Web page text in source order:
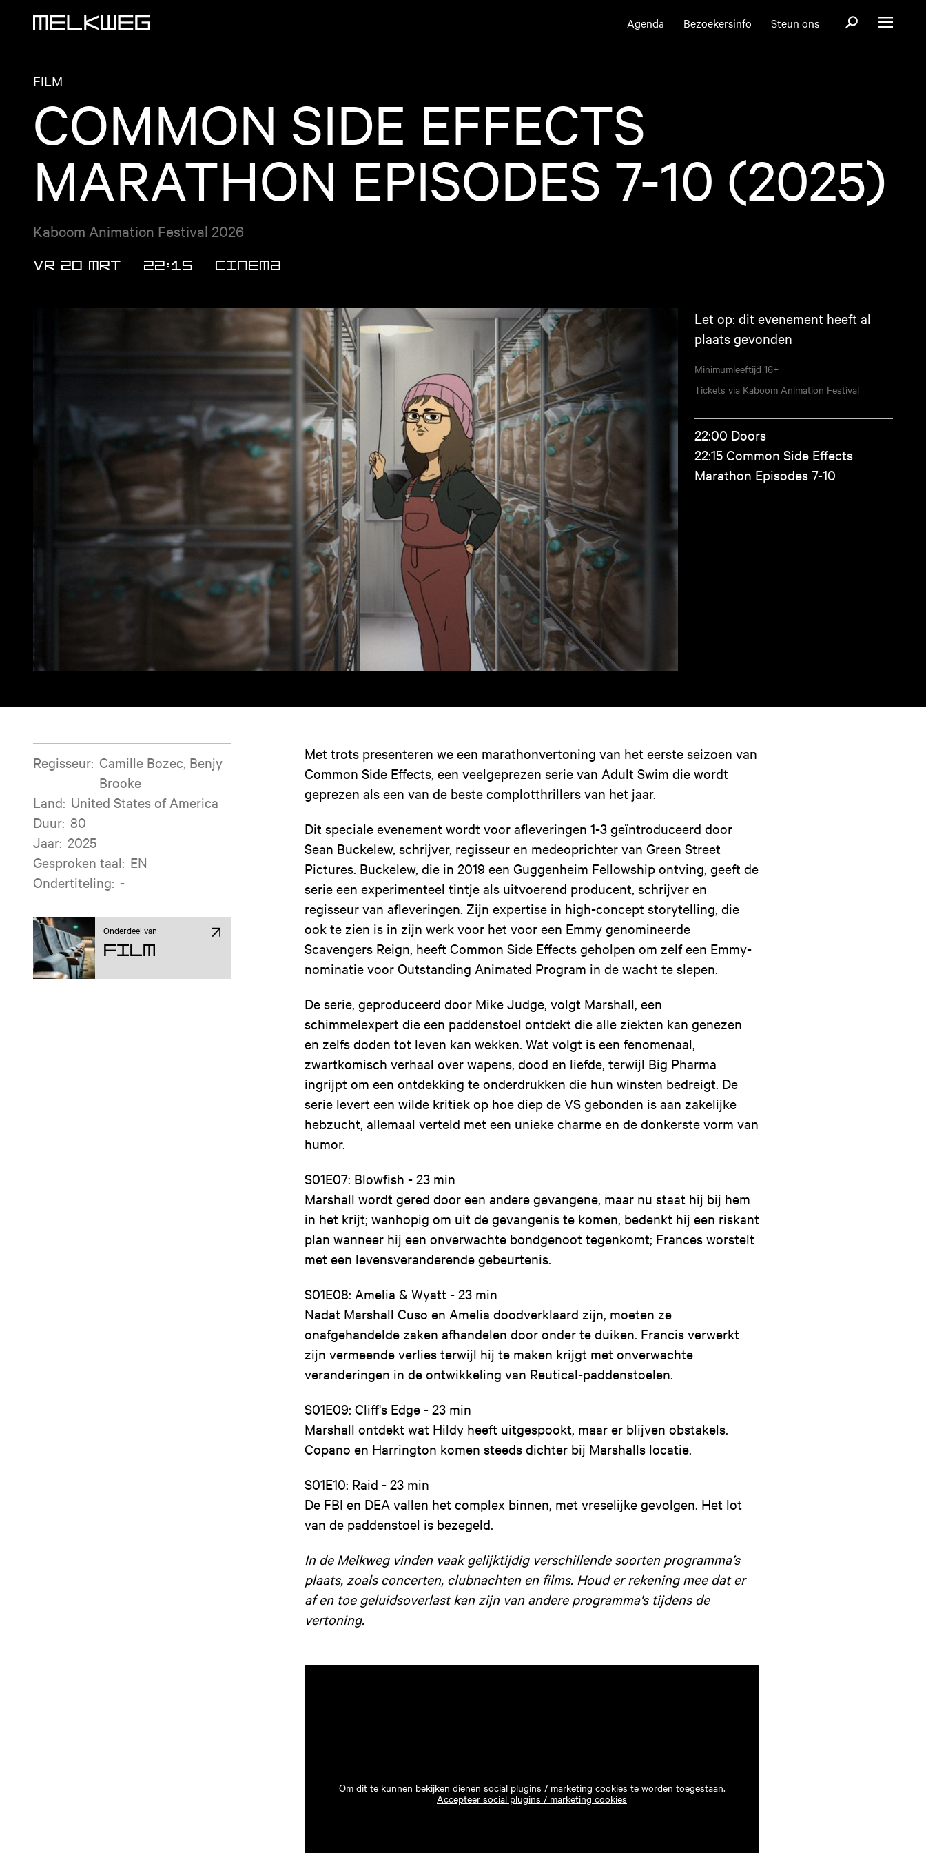
Agenda Bezoekersinfo Steun ons OpenOpen menu
FILM
COMMON SIDE EFFECTS
MARATHON EPISODES 7-10 (2025)
Kaboom Animation Festival 2026
VR 20 MRT 22:15 CINEMA
Let op: dit evenement heeft al
plaats gevonden
Minimumleeftijd 16+
Tickets via Kaboom Animation Festival
22:00 Doors
22:15 Common Side Effects
Marathon Episodes 7-10
Filminformatie
Regisseur: Camille Bozec, Benjy
Brooke
Land: United States of America
Duur: 80
Jaar: 2025
Gesproken taal: EN
Ondertiteling: -
Onderdeel van
Film
Met trots presenteren we een marathonvertoning van het eerste seizoen van
Common Side Effects, een veelgeprezen serie van Adult Swim die wordt
geprezen als een van de beste complotthrillers van het jaar.
Dit speciale evenement wordt voor afleveringen 1-3 geïntroduceerd door
Sean Buckelew, schrijver, regisseur en medeoprichter van Green Street
Pictures. Buckelew, die in 2019 een Guggenheim Fellowship ontving, geeft de
serie een experimenteel tintje als uitvoerend producent, schrijver en
regisseur van afleveringen. Zijn expertise in high-concept storytelling, die
ook te zien is in zijn werk voor het voor een Emmy genomineerde
Scavengers Reign, heeft Common Side Effects geholpen om zelf een Emmy-
nominatie voor Outstanding Animated Program in de wacht te slepen.
De serie, geproduceerd door Mike Judge, volgt Marshall, een
schimmelexpert die een paddenstoel ontdekt die alle ziekten kan genezen
en zelfs doden tot leven kan wekken. Wat volgt is een fenomenaal,
zwartkomisch verhaal over wapens, dood en liefde, terwijl Big Pharma
ingrijpt om een ontdekking te onderdrukken die hun winsten bedreigt. De
serie levert een wilde kritiek op hoe diep de VS gebonden is aan zakelijke
hebzucht, allemaal verteld met een unieke charme en de donkerste vorm van
humor.
S01E07: Blowfish - 23 min
Marshall wordt gered door een andere gevangene, maar nu staat hij bij hem
in het krijt; wanhopig om uit de gevangenis te komen, bedenkt hij een riskant
plan wanneer hij een onverwachte bondgenoot tegenkomt; Frances worstelt
met een levensveranderende gebeurtenis.
S01E08: Amelia & Wyatt - 23 min
Nadat Marshall Cuso en Amelia doodverklaard zijn, moeten ze
onafgehandelde zaken afhandelen door onder te duiken. Francis verwerkt
zijn vermeende verlies terwijl hij te maken krijgt met onverwachte
veranderingen in de ontwikkeling van Reutical-paddenstoelen.
S01E09: Cliff's Edge - 23 min
Marshall ontdekt wat Hildy heeft uitgespookt, maar er blijven obstakels.
Copano en Harrington komen steeds dichter bij Marshalls locatie.
S01E10: Raid - 23 min
De FBI en DEA vallen het complex binnen, met vreselijke gevolgen. Het lot
van de paddenstoel is bezegeld.
In de Melkweg vinden vaak gelijktijdig verschillende soorten programma’s
plaats, zoals concerten, clubnachten en films. Houd er rekening mee dat er
af en toe geluidsoverlast kan zijn van andere programma's tijdens de
vertoning.
Om dit te kunnen bekijken dienen social plugins / marketing cookies te worden toegestaan.
Accepteer social plugins / marketing cookies